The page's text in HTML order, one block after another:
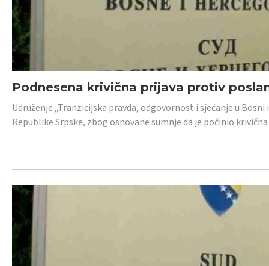
Podnesena krivična prijava protiv
Udruženje „Tranzicijska pravda, odgovornost i sjećanje u
Republike Srpske, zbog osnovane sumnje da je počinio